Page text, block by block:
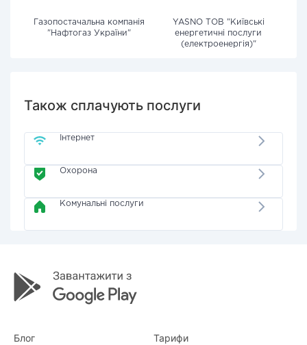
Газопостачальна компанія
"Нафтогаз України"
YASNO ТОВ "Київські
енергетичні послуги
(електроенергія)"
Також сплачують послуги
Інтернет
Охорона
Комунальні послуги
Блог Тарифи